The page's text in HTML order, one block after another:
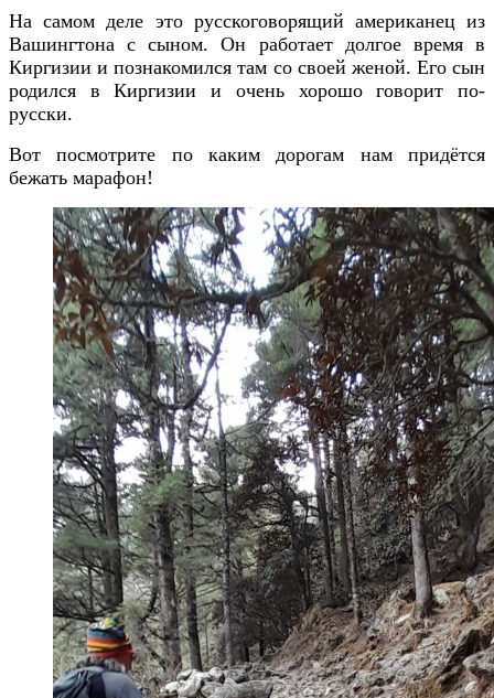
На самом деле это русскоговорящий американец из
Вашингтона с сыном. Он работает долгое время в
Киргизии и познакомился там со своей женой. Его сын
родился в Киргизии и очень хорошо говорит по-
русски.
Вот посмотрите по каким дорогам нам придётся
бежать марафон!